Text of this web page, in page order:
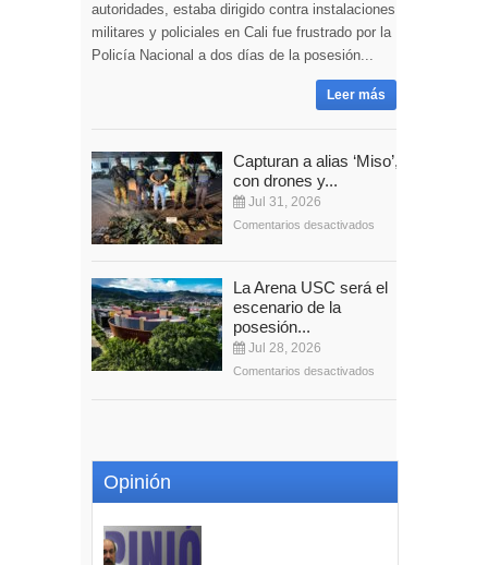
autoridades, estaba dirigido contra instalaciones
militares y policiales en Cali fue frustrado por la
Policía Nacional a dos días de la posesión...
Leer más
Capturan a alias ‘Miso’,
con drones y...
Jul 31, 2026
Comentarios desactivados
La Arena USC será el
escenario de la
posesión...
Jul 28, 2026
Comentarios desactivados
Opinión